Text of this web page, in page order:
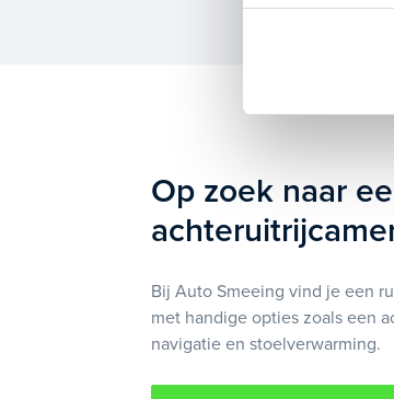
Op zoek naar
Bij Auto Smeeing vind je een
met handige opties zoals een
navigatie en stoelverwarming.